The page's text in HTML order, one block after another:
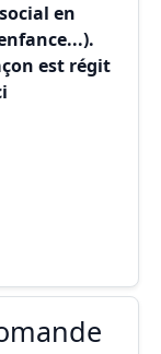
en
est régit